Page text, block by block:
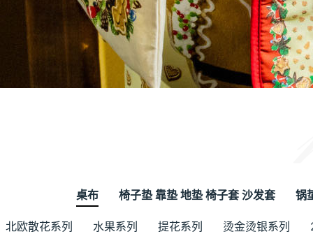
桌布 椅子垫 靠垫 地垫 椅子套 沙发套 锅
北欧散花系列 水果系列 提花系列 烫金烫银系列